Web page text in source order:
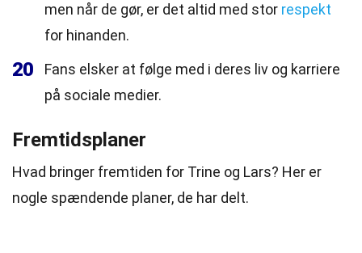
men når de gør, er det altid med stor respekt
for hinanden.
20
Fans elsker at følge med i deres liv og karriere
på sociale medier.
Fremtidsplaner
Hvad bringer fremtiden for Trine og Lars? Her er
nogle spændende planer, de har delt.